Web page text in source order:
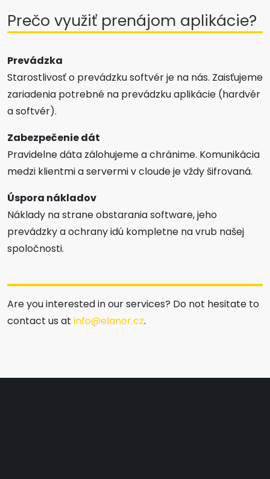
Prečo využiť prenájom aplikácie?
Prevádzka
Starostlivosť o prevádzku softvér je na nás. Zaisťujeme
zariadenia potrebné na prevádzku aplikácie (hardvér
a softvér).
Zabezpečenie dát
Pravidelne dáta zálohujeme a chránime. Komunikácia
medzi klientmi a servermi v cloude je vždy šifrovaná.
Úspora nákladov
Náklady na strane obstarania software, jeho
prevádzky a ochrany idú kompletne na vrub našej
spoločnosti.
Are you interested in our services? Do not hesitate to
contact us at info@elanor.cz.